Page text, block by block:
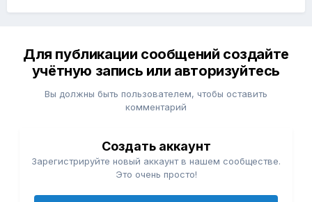
Для публикации сообщений создайте
учётную запись или авторизуйтесь
Вы должны быть пользователем, чтобы оставить
комментарий
Создать аккаунт
Зарегистрируйте новый аккаунт в нашем сообществе.
Это очень просто!